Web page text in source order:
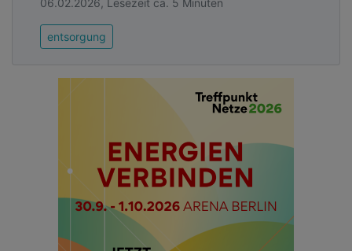
entsorgung